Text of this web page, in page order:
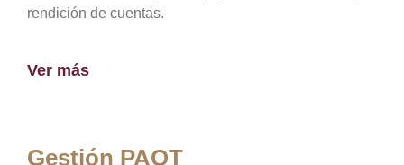
rendición de cuentas.
Ver más
Gestión PAOT